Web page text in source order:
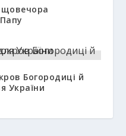
щовечора
Богородиці й
України